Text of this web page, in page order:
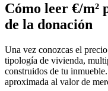
Cómo leer €/
de la donación
Una vez conozcas el
tipología de vivienda,
construidos de tu
aproximada al valor de